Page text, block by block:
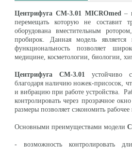
Центрифуга СМ-3.01 MICROmed–
перемещать которую не составит
оборудована вместительным
пробирок. Данная модель является
функциональность позволяет
медицине, косметологии, биологии,
Центрифуга СМ-3.01 устойчиво
благодаря наличию ножек-присосок,
и вибрацию при работе устройства.
контролировать через прозрачное
размеры позволяет сэкономить рабочее
Основными преимуществами модели
- возможность контролировать